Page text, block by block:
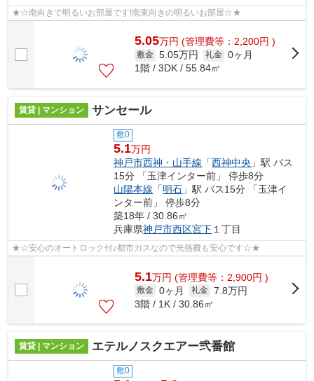
★☆南向きで明るいお部屋です!南東向きの明るいお部屋☆★
5.05万円 (管理費等：2,200円 )
敷金 5.05万円 礼金 0ヶ月
1階 / 3DK / 55.84㎡
賃貸 | マンション サンセール
敷0
5.1万円
神戸市西神・山手線 「西神中央 」駅 バス
15分 「玉津インター前」 停歩8分
山陽本線 「明石 」駅 バス15分 「玉津イ
ンター前」 停歩8分
築18年 / 30.86㎡
兵庫県神戸市西区宮下１丁目
★☆安心のオートロック付♪都市ガスなので光熱費も安心です☆★
5.1万円 (管理費等：2,900円 )
敷金 0ヶ月 礼金 7.8万円
3階 / 1K / 30.86㎡
賃貸 | マンション エテルノスクエアー弐番館
敷0